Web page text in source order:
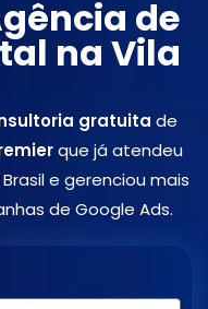
de
na Vila
gratuita de
que já atendeu
e gerenciou mais
de Google Ads.